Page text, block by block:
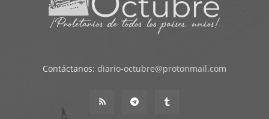
Contáctanos: diario-octubre@protonmail.com